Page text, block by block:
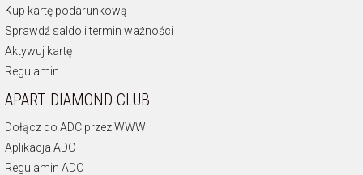
Kup kartę podarunkową
Sprawdź saldo i termin ważności
Aktywuj kartę
Regulamin
APART DIAMOND CLUB
Dołącz do ADC przez WWW
Aplikacja ADC
Regulamin ADC